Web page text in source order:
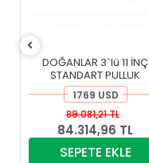
DOĞANLAR 3`lü 11 İNÇ
STANDART PULLUK
1769 USD
84.314,96 TL
89.081,21 TL
SEPETE EKLE